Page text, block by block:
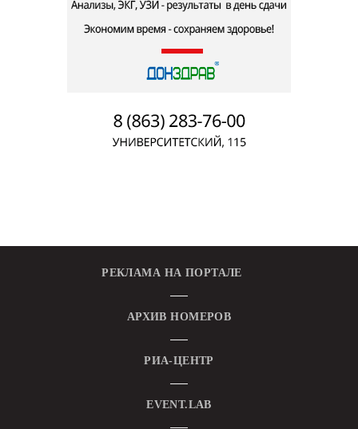
РЕКЛАМА НА ПОРТАЛЕ
АРХИВ НОМЕРОВ
РИА-ЦЕНТР
EVENT.LAB